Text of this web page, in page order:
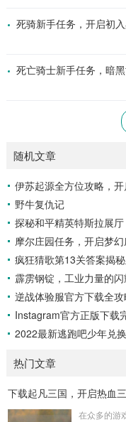
死骑新手任务，开启初
死亡骑士新手任务，暗
随机文章
伊苏起源全方位攻略，
野牛复仇记
探秘和平精英特斯拉展
摩尔庄园任务，开启梦
疯狂猜歌第13关答案揭
霹雳钢锭，工业力量的
逆战体验服官方下载全
Instagram官方正版下载
2022最新逃跑吧少年兑
热门文章
下载起凡三国，开启热血
在众多的游